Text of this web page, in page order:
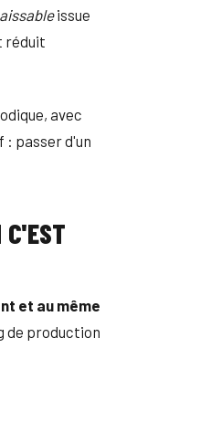
issue
réduit
avec
: passer d'un
C'EST
et au même
de production